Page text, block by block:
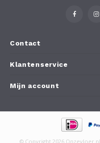
Contact
Klantenservice
Mijn account
© Copyright 2026